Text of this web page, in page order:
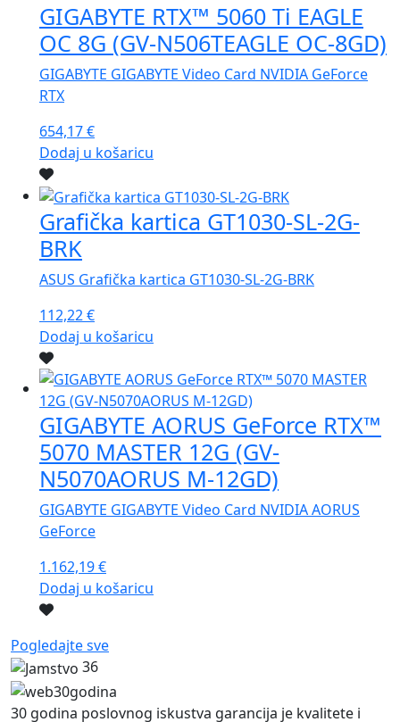
GIGABYTE RTX™ 5060 Ti EAGLE
OC 8G (GV-N506TEAGLE OC-8GD)
GIGABYTE GIGABYTE Video Card NVIDIA GeForce
RTX
654,17€
Dodaj u košaricu
Grafička kartica GT1030-SL-2G-
BRK
ASUS Grafička kartica GT1030-SL-2G-BRK
112,22€
Dodaj u košaricu
GIGABYTE AORUS GeForce RTX™
5070 MASTER 12G (GV-
N5070AORUS M-12GD)
GIGABYTE GIGABYTE Video Card NVIDIA AORUS
GeForce
1.162,19€
Dodaj u košaricu
Pogledajte sve
36
30 godina poslovnog iskustva garancija je kvalitete i